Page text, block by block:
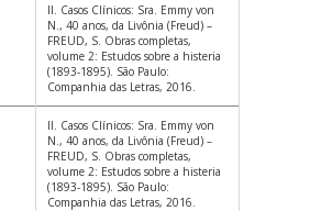
II. Casos Clínicos: Sra. Emmy von
N., 40 anos, da Livônia (Freud) –
FREUD, S. Obras completas,
volume 2: Estudos sobre a histeria
(1893-1895). São Paulo:
Companhia das Letras, 2016.
II. Casos Clínicos: Sra. Emmy von
N., 40 anos, da Livônia (Freud) –
FREUD, S. Obras completas,
volume 2: Estudos sobre a histeria
(1893-1895). São Paulo:
Companhia das Letras, 2016.